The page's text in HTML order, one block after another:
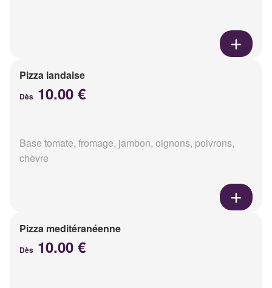
Pizza landaise
Dès 10.00 €
Base tomate, fromage, jambon, oignons, poivrons,
chèvre
Pizza meditéranéenne
Dès 10.00 €